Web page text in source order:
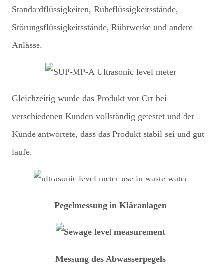
Standardflüssigkeiten, Ruheflüssigkeitsstände,
Störungsflüssigkeitsstände, Rührwerke und andere
Anlässe.
Gleichzeitig wurde das Produkt vor Ort bei
verschiedenen Kunden vollständig getestet und der
Kunde antwortete, dass das Produkt stabil sei und gut
laufe.
Pegelmessung in Kläranlagen
Messung des Abwasserpegels